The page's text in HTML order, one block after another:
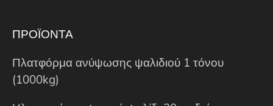
ΠΡΟΪΟΝΤΑ
Πλατφόρμα ανύψωσης ψαλιδιού 1 τόνου
(1000kg)